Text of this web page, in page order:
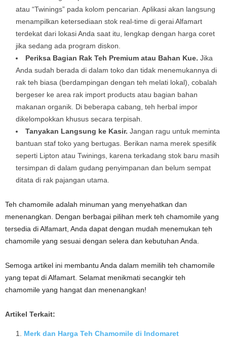
atau “Twinings” pada kolom pencarian. Aplikasi akan langsung
menampilkan ketersediaan stok real-time di gerai Alfamart
terdekat dari lokasi Anda saat itu, lengkap dengan harga coret
jika sedang ada program diskon.
Periksa Bagian Rak Teh Premium atau Bahan Kue. Jika
Anda sudah berada di dalam toko dan tidak menemukannya di
rak teh biasa (berdampingan dengan teh melati lokal), cobalah
bergeser ke area rak import products atau bagian bahan
makanan organik. Di beberapa cabang, teh herbal impor
dikelompokkan khusus secara terpisah.
Tanyakan Langsung ke Kasir. Jangan ragu untuk meminta
bantuan staf toko yang bertugas. Berikan nama merek spesifik
seperti Lipton atau Twinings, karena terkadang stok baru masih
tersimpan di dalam gudang penyimpanan dan belum sempat
ditata di rak pajangan utama.
Teh chamomile adalah minuman yang menyehatkan dan
menenangkan. Dengan berbagai pilihan merk teh chamomile yang
tersedia di Alfamart, Anda dapat dengan mudah menemukan teh
chamomile yang sesuai dengan selera dan kebutuhan Anda.
Semoga artikel ini membantu Anda dalam memilih teh chamomile
yang tepat di Alfamart. Selamat menikmati secangkir teh
chamomile yang hangat dan menenangkan!
Artikel Terkait:
Merk dan Harga Teh Chamomile di Indomaret